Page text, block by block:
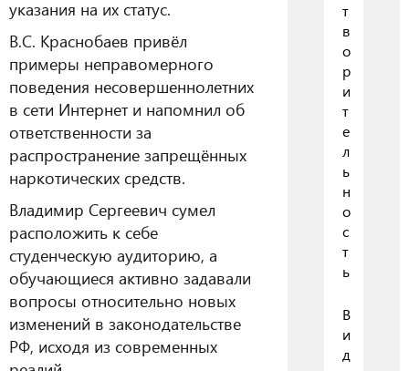
указания на их статус.
В.С. Краснобаев привёл
примеры неправомерного
поведения несовершеннолетних
в сети Интернет и напомнил об
ответственности за
распространение запрещённых
наркотических средств.
Владимир Сергеевич сумел
расположить к себе
студенческую аудиторию, а
обучающиеся активно задавали
вопросы относительно новых
изменений в законодательстве
РФ, исходя из современных
т
в
о
р
и
т
е
л
ь
н
о
с
т
ь
В
и
д